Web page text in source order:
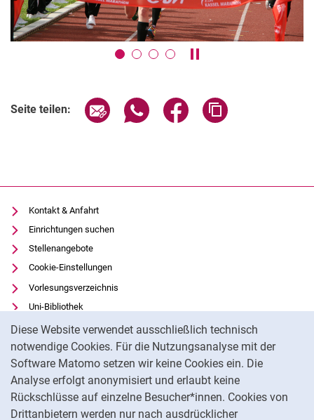
Diese Website verwendet ausschließlich technisch
notwendige Cookies. Für die Nutzungsanalyse mit der
Software Matomo setzen wir keine Cookies ein. Die
Analyse erfolgt anonymisiert und erlaubt keine
Rückschlüsse auf einzelne Besucher*innen. Cookies von
Drittanbietern werden nur nach ausdrücklicher
Karussell anhalten /
Seite teilen: Seite über E-Mail teilen
Seite über WhatsApp teilen
Seite über Facebook
Kontakt & Anfahrt
Einrichtungen suchen
Stellenangebote
Cookie-Einstellungen
Vorlesungsverzeichnis
Uni-Bibliothek
Moodle
Panopto
Datenschutz
Barrierefreiheit
Transparenter KI-Einsatz